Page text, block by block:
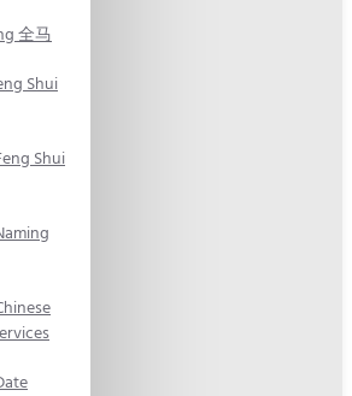
全马
Shui
Shui